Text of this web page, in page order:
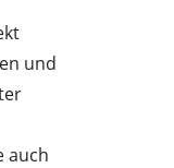
und
auch